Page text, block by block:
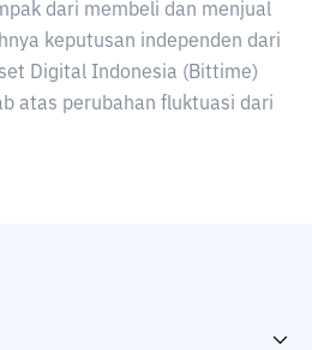
dari membeli dan menjual
keputusan independen dari
Digital Indonesia (Bittime)
atas perubahan fluktuasi dari